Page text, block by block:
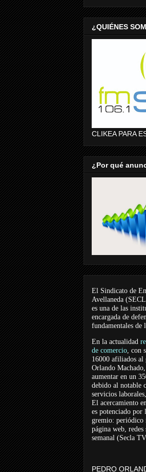
¿QUIÉNES
CLIKEA PARA
¿Por qué
El Sindicato de
Avellaneda
es una de las
encargada de
fundamentales de
En la actualidad
de comercio, con
16000 afiliados al
Orlando
aumentar en un
debido al notable
servicios
El acercamiento
es potenciado por
gremio:
página web,
semanal (Secla
PEDRO